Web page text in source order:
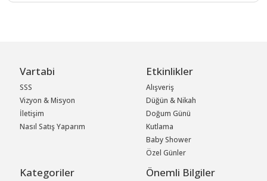
Vartabi
SSS
Vizyon & Misyon
İletişim
Nasıl Satış Yaparım
Etkinlikler
Alışveriş
Düğün & Nikah
Doğum Günü
Kutlama
Baby Shower
Özel Günler
Kategoriler Önemli Bilgiler